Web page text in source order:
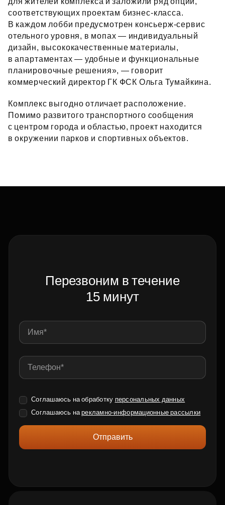
соответствующих проектам бизнес‑класса.
В каждом лобби предусмотрен консьерж‑сервис
отельного уровня, в мопах — индивидуальный
дизайн, высококачественные материалы,
в апартаментах — удобные и функциональные
планировочные решения», — говорит
коммерческий директор ГК ФСК Ольга Тумайкина.
Комплекс выгодно отличает расположение.
Помимо развитого транспортного сообщения
с центром города и областью, проект находится
в окружении парков и спортивных объектов.
Перезвоним в течение
15 минут
Соглашаюсь на обработку персональных данных
Соглашаюсь нарекламно-информационные рассылки
Отправить